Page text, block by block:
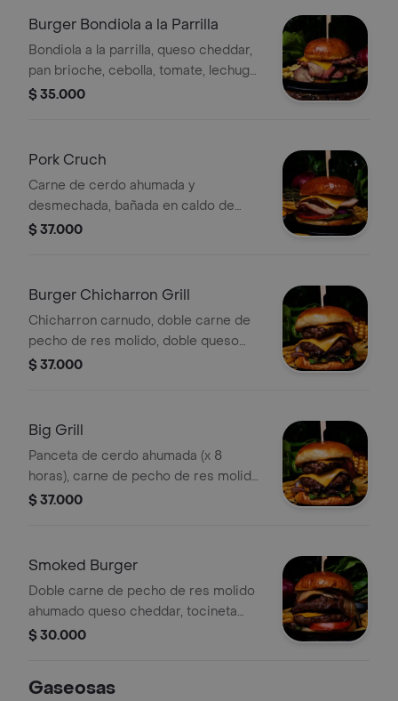
Burger Bondiola a la Parrilla
Bondiola a la parrilla, queso cheddar,
pan brioche, cebolla, tomate, lechuga
y salsas
$ 35.000
Pork Cruch
Carne de cerdo ahumada y
desmechada, bañada en caldo de
carne, chicharrón americano
$ 37.000
Burger Chicharron Grill
Chicharron carnudo, doble carne de
pecho de res molido, doble queso
cheddar,, pan brioche, cebolla,
$ 37.000
Big Grill
Panceta de cerdo ahumada (x 8
horas), carne de pecho de res molido
premium, queso cheddar, pan
$ 37.000
Smoked Burger
Doble carne de pecho de res molido
ahumado queso cheddar, tocineta
ahumada, pan brioche, cebolla,
$ 30.000
Gaseosas